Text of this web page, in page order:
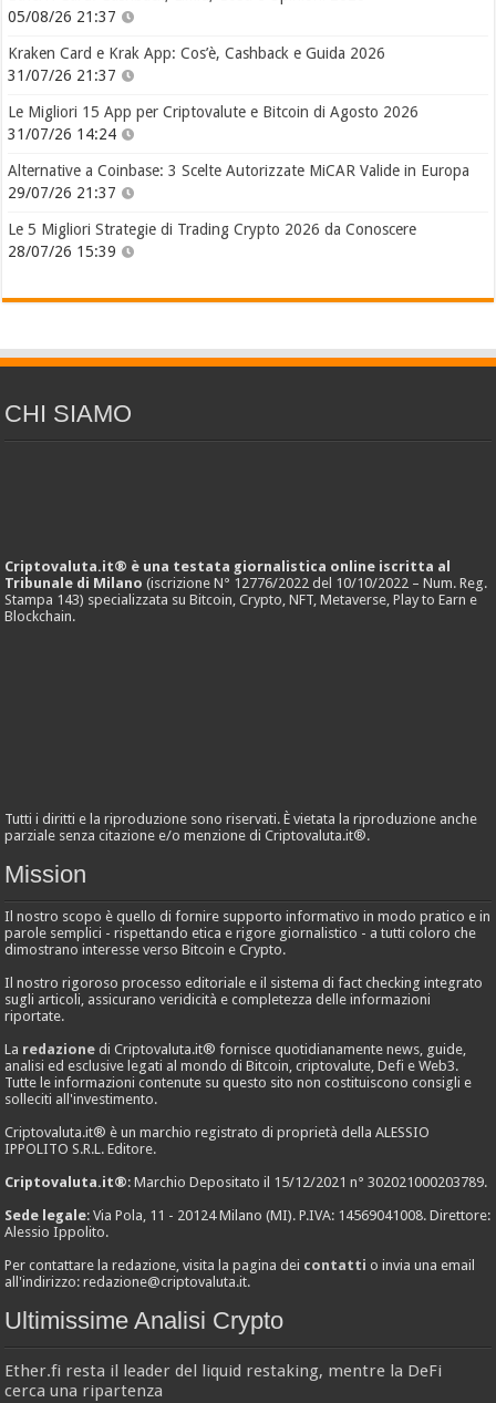
05/08/26 21:37
Kraken Card e Krak App: Cos’è, Cashback e Guida 2026
31/07/26 21:37
Le Migliori 15 App per Criptovalute e Bitcoin di Agosto 2026
31/07/26 14:24
Alternative a Coinbase: 3 Scelte Autorizzate MiCAR Valide in Europa
29/07/26 21:37
Le 5 Migliori Strategie di Trading Crypto 2026 da Conoscere
28/07/26 15:39
CHI SIAMO
Criptovaluta.it® è una testata giornalistica online iscritta al
Tribunale di Milano (iscrizione N° 12776/2022 del 10/10/2022 – Num. Reg.
Stampa 143) specializzata su Bitcoin, Crypto, NFT, Metaverse, Play to Earn e
Blockchain.
Tutti i diritti e la riproduzione sono riservati. È vietata la riproduzione anche
parziale senza citazione e/o menzione di Criptovaluta.it®.
Mission
Il nostro scopo è quello di fornire supporto informativo in modo pratico e in
parole semplici - rispettando etica e rigore giornalistico - a tutti coloro che
dimostrano interesse verso Bitcoin e Crypto.
Il nostro rigoroso processo editoriale e il sistema di fact checking integrato
sugli articoli, assicurano veridicità e completezza delle informazioni
riportate.
La redazione di Criptovaluta.it® fornisce quotidianamente news, guide,
analisi ed esclusive legati al mondo di Bitcoin, criptovalute, Defi e Web3.
Tutte le informazioni contenute su questo sito non costituiscono consigli e
solleciti all'investimento.
Criptovaluta.it® è un marchio registrato di proprietà della ALESSIO
IPPOLITO S.R.L. Editore.
Criptovaluta.it®: Marchio Depositato il 15/12/2021 n° 302021000203789.
Sede legale: Via Pola, 11 - 20124 Milano (MI). P.IVA: 14569041008. Direttore:
Alessio Ippolito.
Per contattare la redazione, visita la pagina dei contatti o invia una email
all'indirizzo:redazione@criptovaluta.it.
Ultimissime Analisi Crypto
Ether.fi resta il leader del liquid restaking, mentre la DeFi
cerca una ripartenza